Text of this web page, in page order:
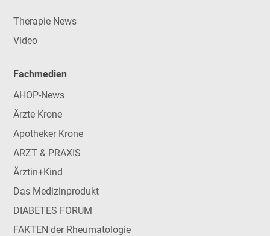
Therapie News
Video
Fachmedien
AHOP-News
Ärzte Krone
Apotheker Krone
ARZT & PRAXIS
Ärztin+Kind
Das Medizinprodukt
DIABETES FORUM
FAKTEN der Rheumatologie